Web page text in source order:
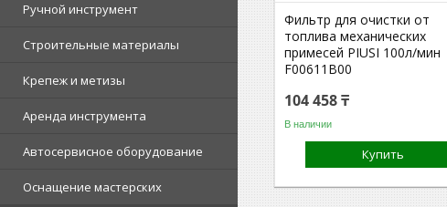
Ручной инструмент
Строительные материалы
Крепеж и метизы
Аренда инструмента
Автосервисное оборудование
Оснащение мастерских
Фильтр для очистки от
топлива механических
примесей PIUSI 100л/мин
F00611B00
104 458 ₸
В наличии
Купить